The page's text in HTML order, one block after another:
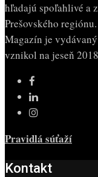
hľadajú spoľahlivé a
Prešovského regiónu.
Magazín je
vznikol na jeseň
Pravidlá súťaží
Kontakt